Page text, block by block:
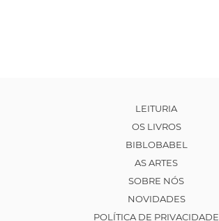
LEITURIA
OS LIVROS
BIBLOBABEL
AS ARTES
SOBRE NÓS
NOVIDADES
POLÍTICA DE PRIVACIDADE